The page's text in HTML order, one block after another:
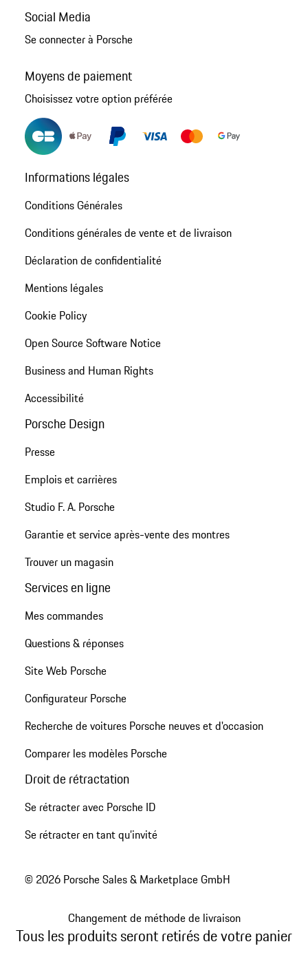
Social Media
Se connecter à Porsche
Moyens de paiement
Choisissez votre option préférée
Informations légales
Conditions Générales
Conditions générales de vente et de livraison
Déclaration de confidentialité
Mentions légales
Cookie Policy
Open Source Software Notice
Business and Human Rights
Accessibilité
Porsche Design
Presse
Emplois et carrières
Studio F. A. Porsche
Garantie et service après-vente des montres
Trouver un magasin
Services en ligne
Mes commandes
Questions & réponses
Site Web Porsche
Configurateur Porsche
Recherche de voitures Porsche neuves et d'occasion
Comparer les modèles Porsche
Droit de rétractation
Se rétracter avec Porsche ID
Se rétracter en tant qu’invité
© 2026 Porsche Sales & Marketplace GmbH
Changement de méthode de livraison
Tous les produits seront retirés de votre panier